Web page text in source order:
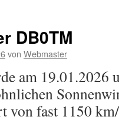
DB0TM
von Webmaster
am 19.01.2026
von fast 1150